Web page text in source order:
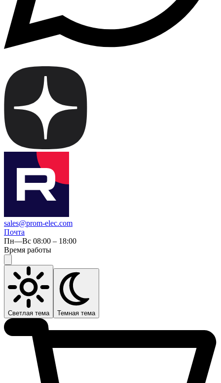
sales@prom-elec.com
Почта
Пн—Вс 08:00 – 18:00
Время работы
Светлая тема Темная тема